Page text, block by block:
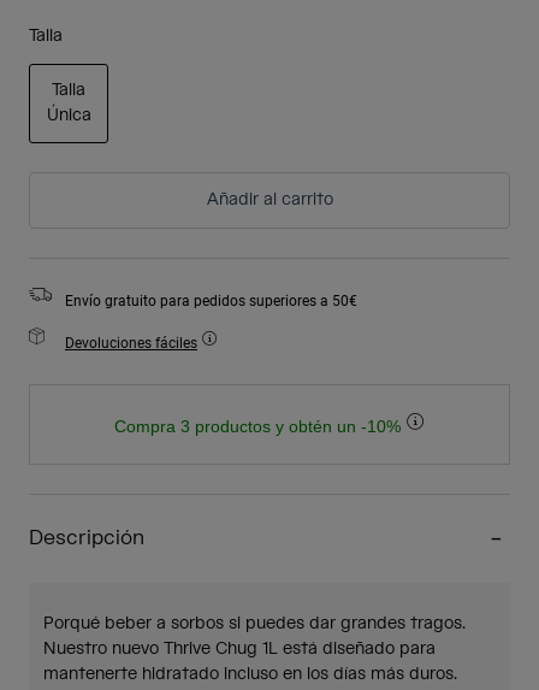
Talla
Talla
Única
Añadir al carrito
Envío gratuito para pedidos superiores a 50€
Devoluciones fáciles
Compra 3 productos y obtén un -10%
Descripción
Porqué beber a sorbos si puedes dar grandes tragos.
Nuestro nuevo Thrive Chug 1L está diseñado para
mantenerte hidratado incluso en los días más duros.